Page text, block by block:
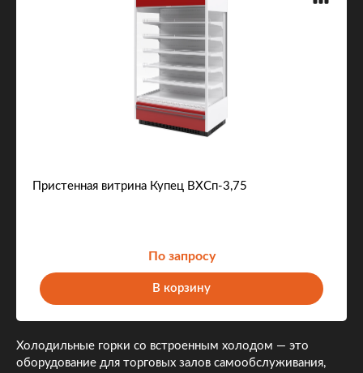
Пристенная витрина Купец ВХСп-3,75
По запросу
В корзину
Холодильные горки со встроенным холодом — это
оборудование для торговых залов самообслуживания,